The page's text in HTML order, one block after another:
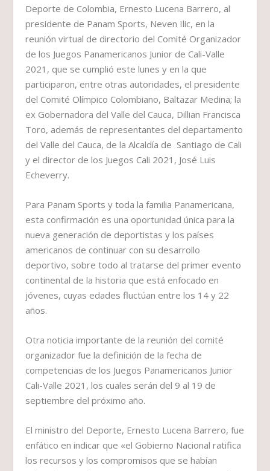
Deporte de Colombia, Ernesto Lucena Barrero, al
presidente de Panam Sports, Neven Ilic, en la
reunión virtual de directorio del Comité Organizador
de los Juegos Panamericanos Junior de Cali-Valle
2021, que se cumplió este lunes y en la que
participaron, entre otras autoridades, el presidente
del Comité Olímpico Colombiano, Baltazar Medina; la
ex Gobernadora del Valle del Cauca, Dillian Francisca
Toro, además de representantes del departamento
del Valle del Cauca, de la Alcaldía de Santiago de Cali
y el director de los Juegos Cali 2021, José Luis
Echeverry.
Para Panam Sports y toda la familia Panamericana,
esta confirmación es una oportunidad única para la
nueva generación de deportistas y los países
americanos de continuar con su desarrollo
deportivo, sobre todo al tratarse del primer evento
continental de la historia que está enfocado en
jóvenes, cuyas edades fluctúan entre los 14 y 22
años.
Otra noticia importante de la reunión del comité
organizador fue la definición de la fecha de
competencias de los Juegos Panamericanos Junior
Cali-Valle 2021, los cuales serán del 9 al 19 de
septiembre del próximo año.
El ministro del Deporte, Ernesto Lucena Barrero, fue
enfático en indicar que «el Gobierno Nacional ratifica
los recursos y los compromisos que se habían